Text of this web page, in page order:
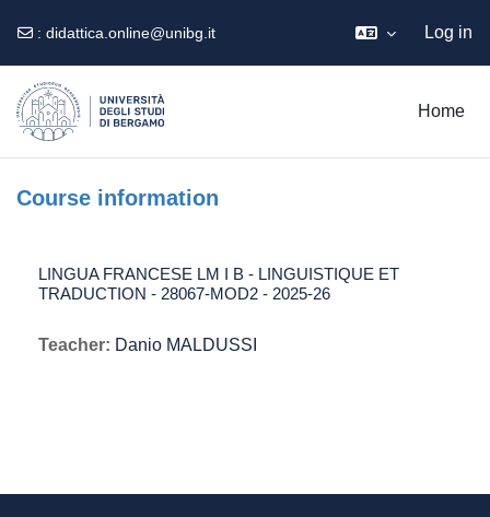
: didattica.online@unibg.it Log in
Home
Course information
LINGUA FRANCESE LM I B - LINGUISTIQUE ET
TRADUCTION - 28067-MOD2 - 2025-26
Teacher: Danio MALDUSSI